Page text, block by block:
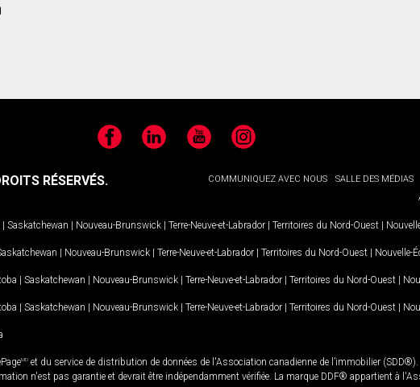
FacebookLinkedIn YouTubeInstagram
COMMUNIQUEZ AVEC NOUS SALLE DES MÉDIAS
RÉSERVÉS.
| Saskatchewan | Nouveau-Brunswick | Terre-Neuve-et-Labrador | Territoires du Nord-Ouest |
| Nouveau-Brunswick | Terre-Neuve-et-Labrador | Territoires du Nord-Ouest | Nouvelle-
| Saskatchewan | Nouveau-Brunswick | Terre-Neuve-et-Labrador | Territoires du Nord-Ouest |
| Saskatchewan | Nouveau-Brunswick | Terre-Neuve-et-Labrador | Territoires du Nord-Ouest |
MD et du service de distribution de données de l'Association canadienne de l’immobilier
n'est pas garantie et devrait être indépendamment vérifiée. La marque DDF® appartient à